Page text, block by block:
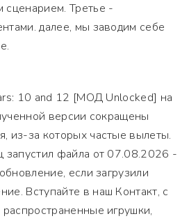
сценарием. Третье -
далее, мы заводим себе
10 and 12 [МОД Unlocked] на
версии сокращены
из-за которых частые вылеты.
запустил файла от 07.08.2026 -
если загрузили
Вступайте в наш Контакт, с
игрушки,